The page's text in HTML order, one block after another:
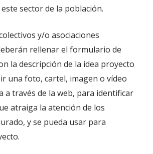
sector de la población.
y/o asociaciones
rellenar el formulario de
la descripción de la idea proyecto
una foto, cartel, imagen o vídeo
a través de la web, para identificar
atraiga la atención de los
y se pueda usar para